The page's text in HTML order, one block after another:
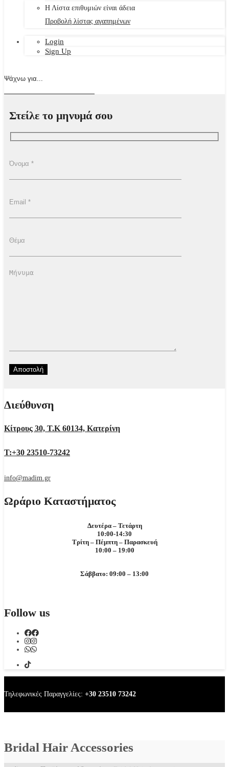
Η Λίστα επιθυμιών είναι άδεια
Προβολή λίστας αγαπημένων
Login
Sign Up
Στείλε το μηνυμά σου
Διεύθυνση
Κίτρους 30, Τ.Κ 60134, Κατερίνη
Τ:+30 23510-73242
info@madim.gr
Ωράριο Καταστήματος
Δευτέρα – Τετάρτη
10:00-14:30
Τρίτη – Πέμπτη – Παρασκευή
10:00 – 19:00
Σάββατο: 09:00 – 13:00
Follow us
Τηλεφωνικές Παραγγελίες: +30 23510 73242
Bridal Hair Accessories